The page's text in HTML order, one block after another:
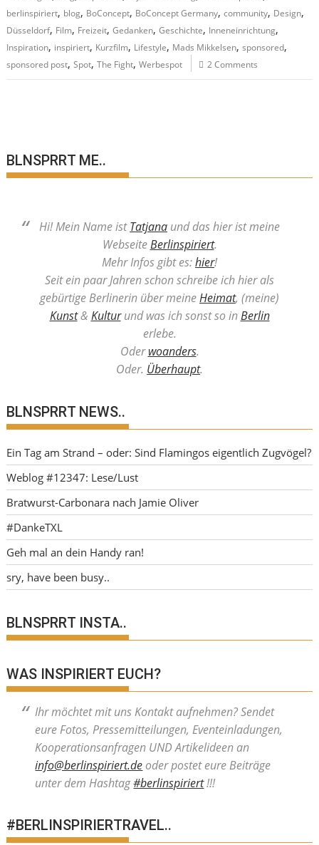
berlinspiriert, blog, BoConcept, BoConcept Germany,community, Design,
Düsseldorf, Film, Freizeit,Gedanken,Geschichte, Inneneinrichtung,
Inspiration, inspiriert, Kurzfilm, Lifestyle, Mads Mikkelsen,sponsored,
sponsored post,Spot,The Fight,Werbespot 2 Comments
BLNSPRRT ME..
Hi! Mein Name istTatjana und das hier ist meine
WebseiteBerlinspiriert.
Mehr Infos gibt es:hier!
Seit ein paar Jahren schon schreibe ich hier als
gebürtige Berlinerin über meineHeimat, (meine)
Kunst& Kulturund was ich sonst so inBerlin
erlebe.
Oderwoanders.
Oder. Überhaupt.
BLNSPRRT NEWS..
Ein Tag am Strand – oder: Sind Flamingos eigentlich Zugvögel?
Weblog #12347: Lese/Lust
Bratwurst-Carbonara nach Jamie Oliver
#DankeTXL
Geh mal an dein Handy ran!
sry, have been busy..
BLNSPRRT INSTA..
WAS INSPIRIERT EUCH?
Ihr möchtet mit uns Kontakt aufnehmen? Sendet
eure Fotos, Pressemitteilungen, Eventeinladungen,
Kooperationsanfragen UND Artikelideen an
info@berlinspiriert.deoder postet eure Beiträge
unter dem Hashtag#berlinspiriert!!!
#BERLINSPIRIERTRAVEL..